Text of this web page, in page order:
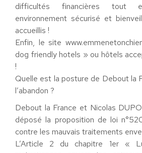
difficultés financières tout
environnement sécurisé et
accueillis !
Enfin, le site
dog friendly hotels » ou hôtels
!
Quelle est la posture de Debout la
l’abandon ?
Debout la France et Nicolas
déposé la proposition de loi
contre les mauvais traitements
L’Article 2 du chapitre 1er «